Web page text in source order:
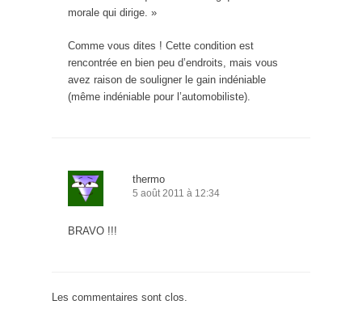
morale qui dirige. »
Comme vous dites ! Cette condition est
rencontrée en bien peu d’endroits, mais vous
avez raison de souligner le gain indéniable
(même indéniable pour l’automobiliste).
thermo
5 août 2011 à 12:34
BRAVO !!!
Les commentaires sont clos.